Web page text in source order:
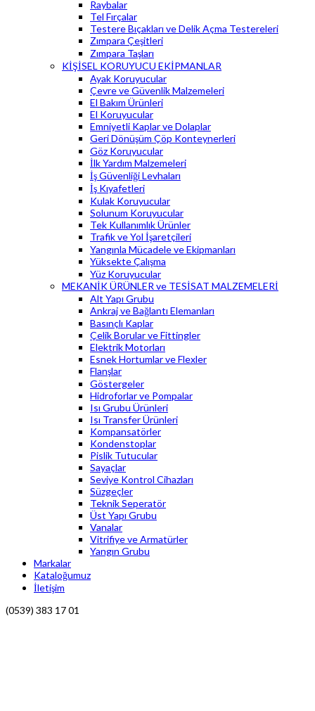
Raybalar
Tel Fırçalar
Testere Bıçakları ve Delik Açma Testereleri
Zımpara Çeşitleri
Zımpara Taşları
KİŞİSEL KORUYUCU EKİPMANLAR
Ayak Koruyucular
Çevre ve Güvenlik Malzemeleri
El Bakım Ürünleri
El Koruyucular
Emniyetli Kaplar ve Dolaplar
Geri Dönüşüm Çöp Konteynerleri
Göz Koruyucular
İlk Yardım Malzemeleri
İş Güvenliği Levhaları
İş Kıyafetleri
Kulak Koruyucular
Solunum Koruyucular
Tek Kullanımlık Ürünler
Trafik ve Yol İşaretçileri
Yangınla Mücadele ve Ekipmanları
Yüksekte Çalışma
Yüz Koruyucular
MEKANİK ÜRÜNLER ve TESİSAT MALZEMELERİ
Alt Yapı Grubu
Ankraj ve Bağlantı Elemanları
Basınçlı Kaplar
Çelik Borular ve Fittingler
Elektrik Motorları
Esnek Hortumlar ve Flexler
Flanşlar
Göstergeler
Hidroforlar ve Pompalar
Isı Grubu Ürünleri
Isı Transfer Ürünleri
Kompansatörler
Kondenstoplar
Pislik Tutucular
Sayaçlar
Seviye Kontrol Cihazları
Süzgeçler
Teknik Seperatör
Üst Yapı Grubu
Vanalar
Vitrifiye ve Armatürler
Yangın Grubu
Markalar
Kataloğumuz
İletişim
(0539) 383 17 01